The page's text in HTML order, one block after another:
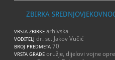
ZBIRKA
VRSTA ZBIRKE arhivska
VODITELJ dr. sc. Jakov Vučić
BROJ PREDMETA 70
VRSTA GRAĐE oružje, dijelovi vojne